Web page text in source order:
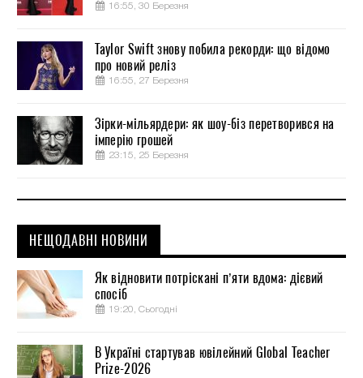
16:55, 30 Березня
Taylor Swift знову побила рекорди: що відомо
про новий реліз
16:55, 27 Березня
Зірки-мільярдери: як шоу-біз перетворився на
імперію грошей
23:15, 25 Березня
НЕЩОДАВНІ НОВИНИ
Як відновити потріскані п’яти вдома: дієвий
спосіб
19:20, Сьогодні
В Україні стартував ювілейний Global Teacher
Prize-2026